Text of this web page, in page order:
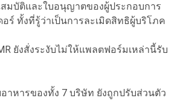
มบัติและใบอนุญาตของผู้ประกอบการ
ร์ ทั้งที่รู้ว่าเป็นการละเมิดสิทธิผู้บริโภค
ยังสั่งระงับไม่ให้แพลตฟอร์มเหล่านี้รับ
หารของทั้ง 7 บริษัท ยังถูกปรับส่วนตัว